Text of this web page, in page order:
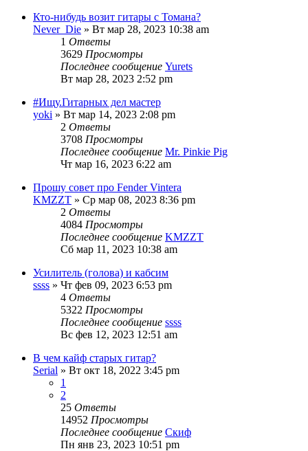
Кто-нибудь возит гитары с Томана?
Never_Die » Вт мар 28, 2023 10:38 am
1 Ответы
3629 Просмотры
Последнее сообщение Yurets
Вт мар 28, 2023 2:52 pm
#Ищу.Гитарных дел мастер
yoki » Вт мар 14, 2023 2:08 pm
2 Ответы
3708 Просмотры
Последнее сообщение Mr. Pinkie Pig
Чт мар 16, 2023 6:22 am
Прошу совет про Fender Vintera
KMZZT » Ср мар 08, 2023 8:36 pm
2 Ответы
4084 Просмотры
Последнее сообщение KMZZT
Сб мар 11, 2023 10:38 am
Усилитель (голова) и кабсим
ssss » Чт фев 09, 2023 6:53 pm
4 Ответы
5322 Просмотры
Последнее сообщение ssss
Вс фев 12, 2023 12:51 am
В чем кайф старых гитар?
Serial » Вт окт 18, 2022 3:45 pm
1
2
25 Ответы
14952 Просмотры
Последнее сообщение Скиф
Пн янв 23, 2023 10:51 pm